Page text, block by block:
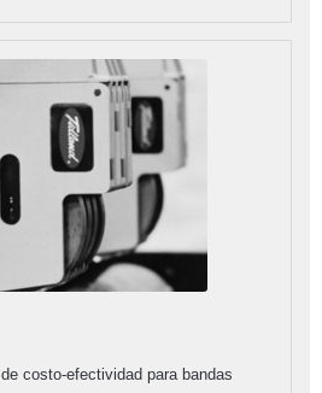
costo-efectividad para bandas